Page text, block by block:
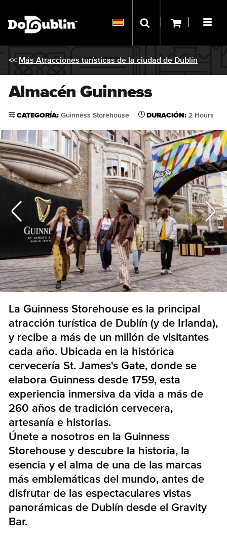
<< Más Atracciones turísticas de la ciudad de Dublín
Almacén Guinness
CATEGORÍA: Guinness Storehouse DURACIÓN: 2 Hours
La Guinness Storehouse es la principal
atracción turística de Dublín (y de Irlanda),
y recibe a más de un millón de visitantes
cada año. Ubicada en la histórica
cervecería St. James's Gate, donde se
elabora Guinness desde 1759, esta
experiencia inmersiva da vida a más de
260 años de tradición cervecera,
artesanía e historias.
Únete a nosotros en la Guinness
Storehouse y descubre la historia, la
esencia y el alma de una de las marcas
más emblemáticas del mundo, antes de
disfrutar de las espectaculares vistas
panorámicas de Dublín desde el Gravity
Bar.